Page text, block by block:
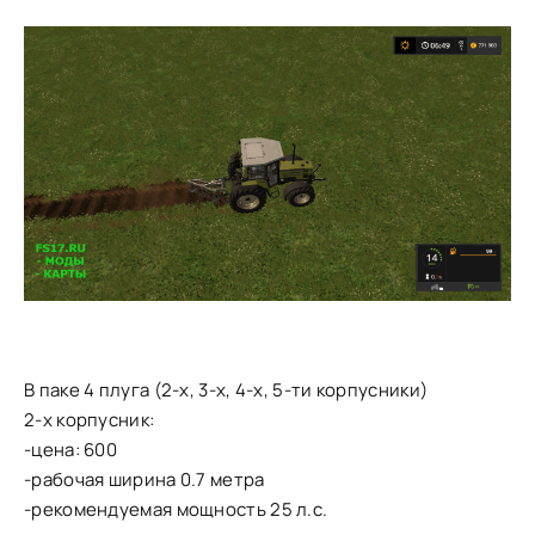
В паке 4 плуга (2-х, 3-х, 4-х, 5-ти корпусники)
2-х корпусник:
-цена: 600
-рабочая ширина 0.7 метра
-рекомендуемая мощность 25 л.с.